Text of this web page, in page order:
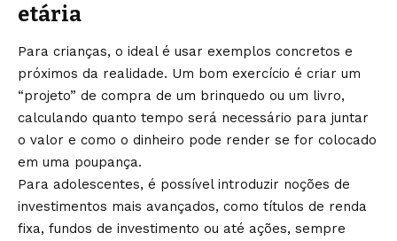
etária
Para crianças, o ideal é usar exemplos concretos e
próximos da realidade. Um bom exercício é criar um
“projeto” de compra de um brinquedo ou um livro,
calculando quanto tempo será necessário para juntar
o valor e como o dinheiro pode render se for colocado
em uma poupança.
Para adolescentes, é possível introduzir noções de
investimentos mais avançados, como títulos de renda
fixa, fundos de investimento ou até ações, sempre